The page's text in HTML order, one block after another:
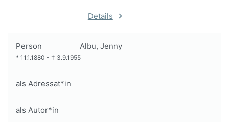
Details
Person Albu, Jenny
* 11.1.1880 - † 3.9.1955
als Adressat*in
als Autor*in